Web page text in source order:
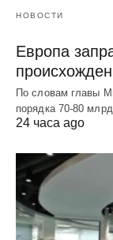
НОВОСТИ
Европа
По словам главы
порядка 70-80
24 часа ago